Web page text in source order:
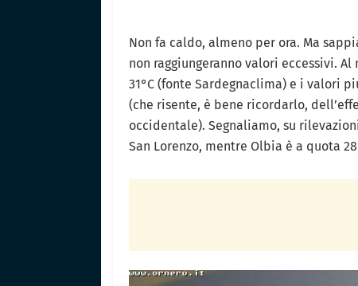
Non fa caldo, almeno per ora. Ma
non raggiungeranno valori eccessivi.
31°C (fonte Sardegnaclima) e i valori
(che risente, è bene ricordarlo,
occidentale). Segnaliamo, su
San Lorenzo, mentre Olbia è a quota